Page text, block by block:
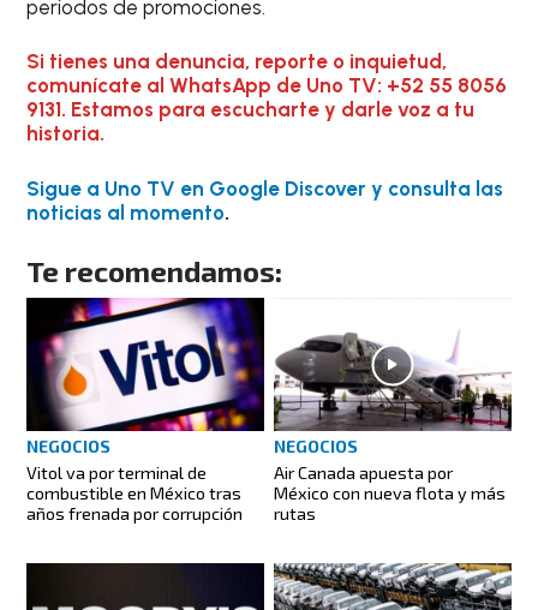
periodos de promociones.
Si tienes una denuncia, reporte o inquietud,
comunícate al WhatsApp de Uno TV: +52 55 8056
9131. Estamos para escucharte y darle voz a tu
historia.
Sigue a Uno TV en Google Discover y consulta las
noticias al momento.
Te recomendamos:
NEGOCIOS
Vitol va por terminal de
combustible en México tras
años frenada por corrupción
NEGOCIOS
Air Canada apuesta por
México con nueva flota y más
rutas